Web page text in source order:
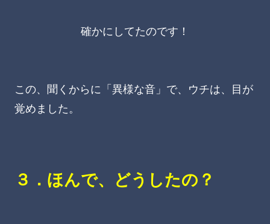
確かにしてたのです！
この、聞くからに「異様な音」で、ウチは、目が
覚めました。
３．ほんで、どうしたの？